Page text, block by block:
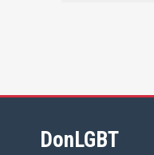
DonLGBT